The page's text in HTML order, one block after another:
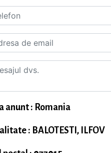
anunt : Romania
: BALOTESTI, ILFOV